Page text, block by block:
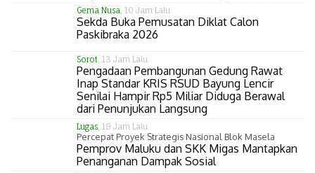
Gema Nusa, 10 Jam Lalu
Sekda Buka Pemusatan Diklat Calon
Paskibraka 2026
Sorot, 13 Jam Lalu
Pengadaan Pembangunan Gedung Rawat
Inap Standar KRIS RSUD Bayung Lencir
Senilai Hampir Rp5 Miliar Diduga Berawal
dari Penunjukan Langsung
Lugas, 19 Jam Lalu
Percepat Proyek Strategis Nasional Blok Masela
Pemprov Maluku dan SKK Migas Mantapkan
Penanganan Dampak Sosial